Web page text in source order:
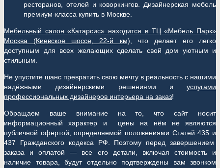
ресторанов, отелей и коворкингов. Дизайнерская мебель
премиум-класса купить в Москве.
Мебельный салон «Катарсис» находится в ТЦ «Мебель Парк»
Москва (Киевское шоссе, 22-й км) , что делает его легко
доступным для всех желающих сделать свой дом уютным и
стильным.
Не упустите шанс превратить свою мечту в реальность с нашими
надёжными дизайнерскими решениями и услугами
профессиональных дизайнеров интерьера на заказ!
Обращаем ваше внимание на то, что сайт носит
информационный характер и цены на нём не являются
публичной офертой, определяемой положениями Статей 435 и
437 Гражданского кодекса РФ. Поэтому перед завершением
заказа и оплатой — все его детали, включая стоимость и
наличие товара, будут отдельно подтверждены вам звонком